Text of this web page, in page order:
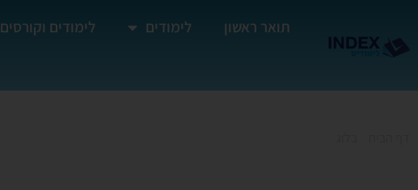
תואר ראשון לימודים לימודים וקורסים